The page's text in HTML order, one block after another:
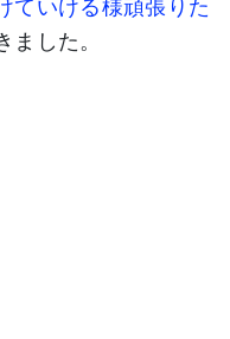
ていける様頑張りた
ました。